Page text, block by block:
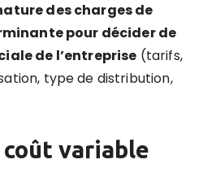
des charges de
pour décider de
de l’entreprise (tarifs,
type de distribution,
coût variable